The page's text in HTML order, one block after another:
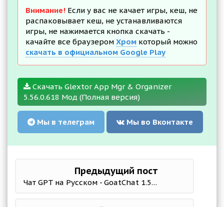
Внимание! Если у вас не качает игры, кеш, не
распаковывает кеш, не устанавливаются
игры, не нажимается кнопка скачать -
качайте все браузером Хром который можно
скачать в официальном Google Play
Скачать Glextor App Mgr & Organizer
5.56.0.618 Мод (Полная версия)
Мы в телеграм Мы во Вконтакте
Предыдущий пост
Чат GPT на Русском - GoatChat 1.5.8 Мод (полная версия)